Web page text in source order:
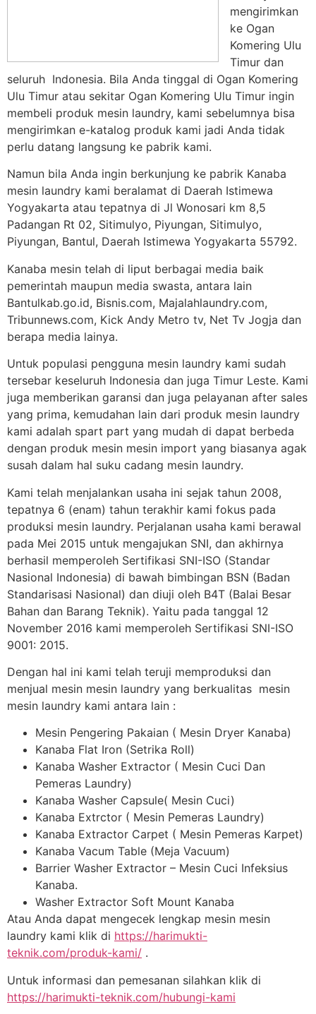
mengirimkan
ke Ogan
Komering Ulu
Timur dan
seluruh Indonesia. Bila Anda tinggal di Ogan Komering
Ulu Timur atau sekitar Ogan Komering Ulu Timur ingin
membeli produk mesin laundry, kami sebelumnya bisa
mengirimkan e-katalog produk kami jadi Anda tidak
perlu datang langsung ke pabrik kami.
Namun bila Anda ingin berkunjung ke pabrik Kanaba
mesin laundry kami beralamat di Daerah Istimewa
Yogyakarta atau tepatnya di Jl Wonosari km 8,5
Padangan Rt 02, Sitimulyo, Piyungan, Sitimulyo,
Piyungan, Bantul, Daerah Istimewa Yogyakarta 55792.
Kanaba mesin telah di liput berbagai media baik
pemerintah maupun media swasta, antara lain
Bantulkab.go.id, Bisnis.com, Majalahlaundry.com,
Tribunnews.com, Kick Andy Metro tv, Net Tv Jogja dan
berapa media lainya.
Untuk populasi pengguna mesin laundry kami sudah
tersebar keseluruh Indonesia dan juga Timur Leste. Kami
juga memberikan garansi dan juga pelayanan after sales
yang prima, kemudahan lain dari produk mesin laundry
kami adalah spart part yang mudah di dapat berbeda
dengan produk mesin mesin import yang biasanya agak
susah dalam hal suku cadang mesin laundry.
Kami telah menjalankan usaha ini sejak tahun 2008,
tepatnya 6 (enam) tahun terakhir kami fokus pada
produksi mesin laundry. Perjalanan usaha kami berawal
pada Mei 2015 untuk mengajukan SNI, dan akhirnya
berhasil memperoleh Sertifikasi SNI-ISO (Standar
Nasional Indonesia) di bawah bimbingan BSN (Badan
Standarisasi Nasional) dan diuji oleh B4T (Balai Besar
Bahan dan Barang Teknik). Yaitu pada tanggal 12
November 2016 kami memperoleh Sertifikasi SNI-ISO
9001: 2015.
Dengan hal ini kami telah teruji memproduksi dan
menjual mesin mesin laundry yang berkualitas mesin
mesin laundry kami antara lain :
Mesin Pengering Pakaian ( Mesin Dryer Kanaba)
Kanaba Flat Iron (Setrika Roll)
Kanaba Washer Extractor ( Mesin Cuci Dan
Pemeras Laundry)
Kanaba Washer Capsule( Mesin Cuci)
Kanaba Extrctor ( Mesin Pemeras Laundry)
Kanaba Extractor Carpet ( Mesin Pemeras Karpet)
Kanaba Vacum Table (Meja Vacuum)
Barrier Washer Extractor – Mesin Cuci Infeksius
Kanaba.
Washer Extractor Soft Mount Kanaba
Atau Anda dapat mengecek lengkap mesin mesin
laundry kami klik di https://harimukti-
teknik.com/produk-kami/ .
Untuk informasi dan pemesanan silahkan klik di
https://harimukti-teknik.com/hubungi-kami